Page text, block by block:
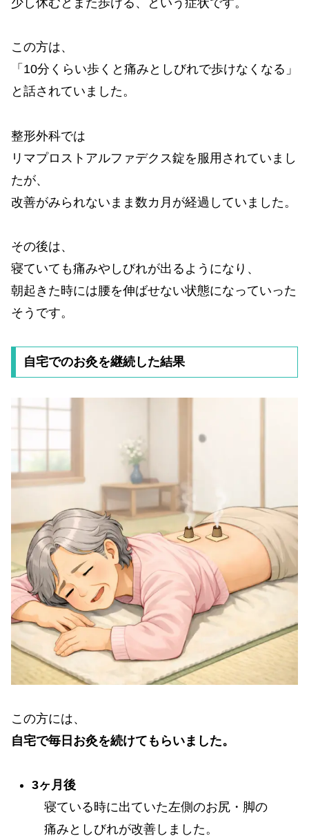
少し休むとまた歩ける、という症状です。
この方は、
「10分くらい歩くと痛みとしびれで歩けなくなる」
と話されていました。
整形外科では
リマプロストアルファデクス錠を服用されていまし
たが、
改善がみられないまま数カ月が経過していました。
その後は、
寝ていても痛みやしびれが出るようになり、
朝起きた時には腰を伸ばせない状態になっていった
そうです。
自宅でのお灸を継続した結果
この方には、
自宅で毎日お灸を続けてもらいました。
3ヶ月後
寝ている時に出ていた左側のお尻・脚の
痛みとしびれが改善しました。